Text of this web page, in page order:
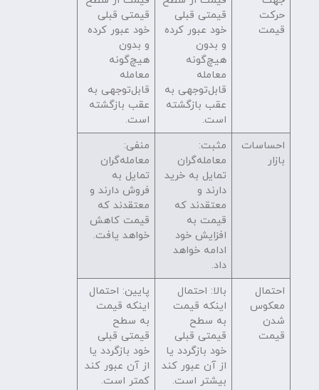
حرکت
قیمت
قیمتی قبلی
خود عبور کرده
و بدون
هیچ‌گونه
معامله
قابل‌توجهی به
عقب بازگشته
است.
قیمتی قبلی
خود عبور کرده
و بدون
هیچ‌گونه
معامله
قابل‌توجهی به
عقب بازگشته
است.
احساسات
بازار
مثبت:
معامله‌گران
تمایل به خرید
دارند و
معتقدند که
قیمت به
افزایش خود
ادامه خواهد
داد.
منفی:
معامله‌گران
تمایل به
فروش دارند و
معتقدند که
قیمت کاهش
خواهد یافت.
احتمال
معکوس
شدن
قیمت
بالا: احتمال
اینکه قیمت
به سطح
قیمتی قبلی
خود بازگردد یا
از آن عبور کند
بیشتر است.
پایین: احتمال
اینکه قیمت
به سطح
قیمتی قبلی
خود بازگردد یا
از آن عبور کند
کمتر است.